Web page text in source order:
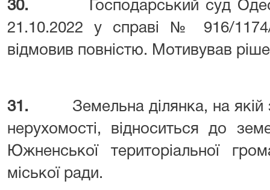
30.
Господарський суд
21.10.2022 у справі № 916/
відмовив повністю. Мотивував
31. Земельна ділянка, на якій
нерухомості, відноситься до
Южненської територіальної
міської ради.